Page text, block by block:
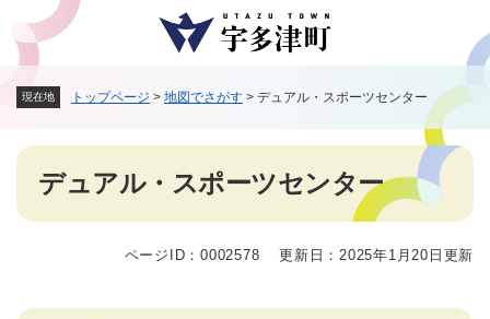
メニューを飛ばして本文へ
現在地 トップページ > 地図でさがす > デュアル・スポーツセンター
本
デュアル・スポーツセンター
ページID：0002578 更新日：2025年1月20日更新